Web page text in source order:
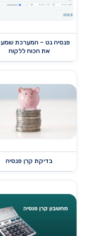
פנסיה נט – המערכת
את הכוח ללקוח
בדיקת קרן פנסיה